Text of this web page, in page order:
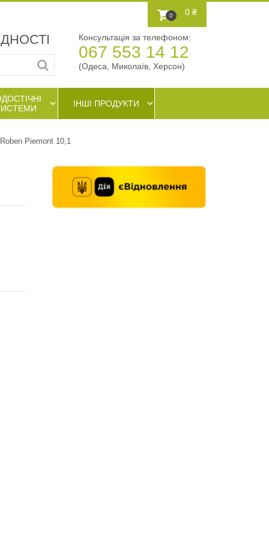
0 0 ₴
Консультація за телефоном:
067 553 14 12
(Одеса, Миколаїв, Херсон)
ІНШІ ПРОДУКТИ
Piemont 10,1